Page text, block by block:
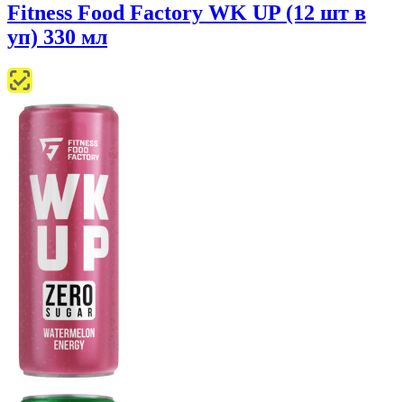
Fitness Food Factory WK UP (12 шт в
уп) 330 мл